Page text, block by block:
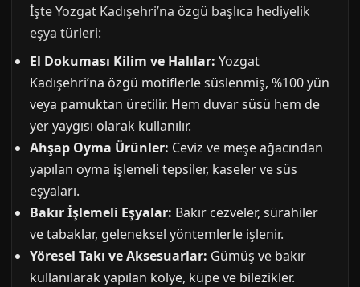
İşte Yozgat Kadışehri’na özgü başlıca hediyelik
eşya türleri:
El Dokuması Kilim ve Halılar: Yozgat
Kadışehri’na özgü motiflerle süslenmiş, %100 yün
veya pamuktan üretilir. Hem duvar süsü hem de
yer yaygısı olarak kullanılır.
Ahşap Oyma Ürünler: Ceviz ve meşe ağacından
yapılan oyma işlemeli tepsiler, kaseler ve süs
eşyaları.
Bakır İşlemeli Eşyalar: Bakır cezveler, sürahiler
ve tabaklar, geleneksel yöntemlerle işlenir.
Yöresel Takı ve Aksesuarlar: Gümüş ve bakır
kullanılarak yapılan kolye, küpe ve bilezikler.